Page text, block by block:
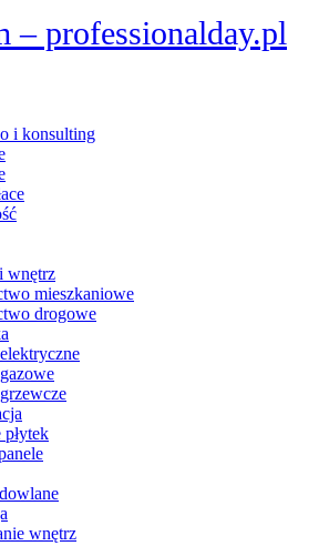
– professionalday.pl
i konsulting
wnętrz
mieszkaniowe
drogowe
płytek
wnętrz